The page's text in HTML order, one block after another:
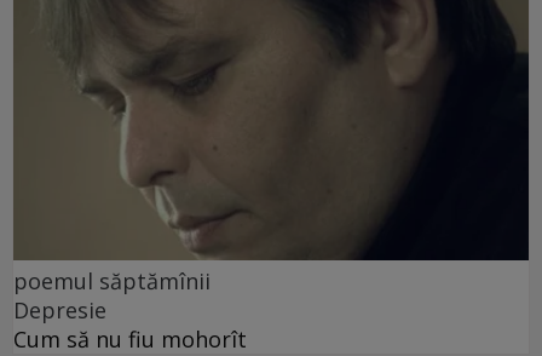
poemul săptămînii
Depresie
Cum să nu fiu mohorît